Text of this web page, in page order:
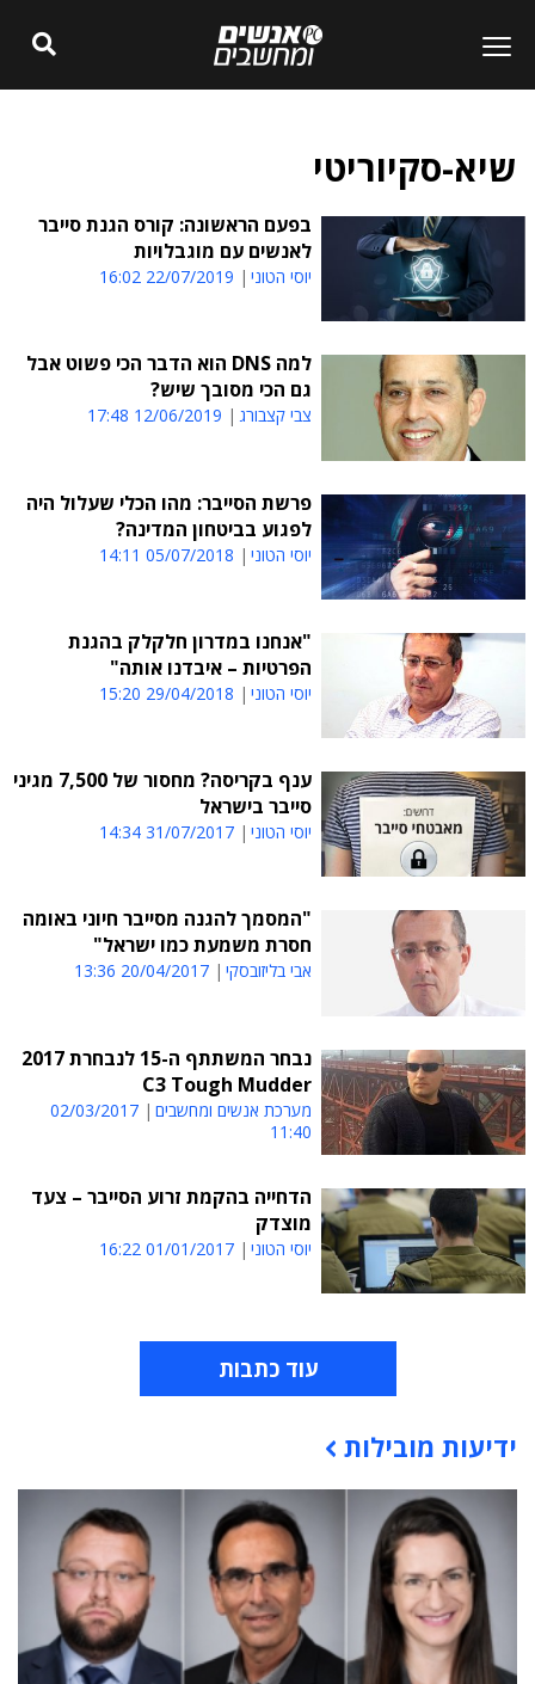
שיא-סקיוריטי
בפעם הראשונה: קורס הגנת סייבר
לאנשים עם מוגבלויות
יוסי הטוני 22/07/2019 16:02
למה DNS הוא הדבר הכי פשוט אבל
גם הכי מסובך שיש?
צבי קצבורג 12/06/2019 17:48
פרשת הסייבר: מהו הכלי שעלול היה
לפגוע בביטחון המדינה?
יוסי הטוני 05/07/2018 14:11
"אנחנו במדרון חלקלק בהגנת
הפרטיות – איבדנו אותה"
יוסי הטוני 29/04/2018 15:20
ענף בקריסה? מחסור של 7,500 מגיני
סייבר בישראל
יוסי הטוני 31/07/2017 14:34
"המסמך להגנה מסייבר חיוני באומה
חסרת משמעת כמו ישראל"
אבי בליזובסקי 20/04/2017 13:36
נבחר המשתתף ה-15 לנבחרת 2017
C3 Tough Mudder
מערכת אנשים ומחשבים
02/03/2017
11:40
הדחייה בהקמת זרוע הסייבר – צעד
מוצדק
יוסי הטוני 01/01/2017 16:22
עוד כתבות
תוכן פרסומי
ידיעות מובילות